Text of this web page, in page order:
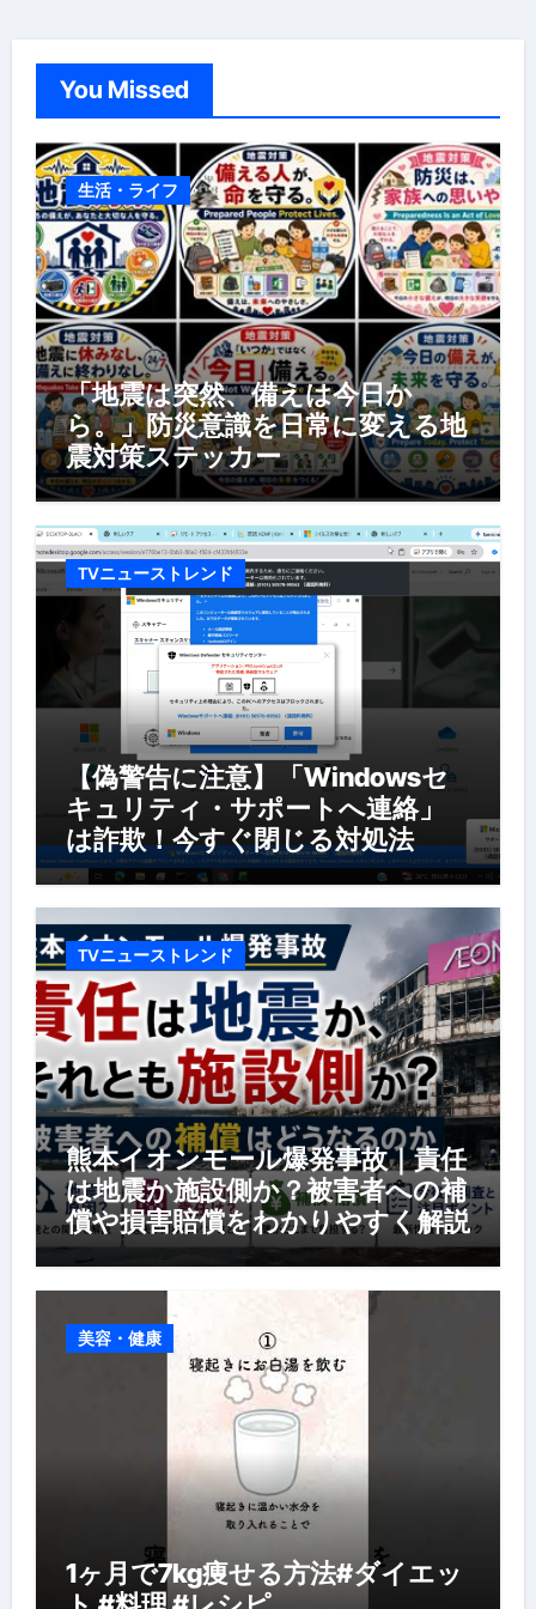
You Missed
生活・ライフ
「地震は突然、備えは今日か
ら。」防災意識を日常に変える地
震対策ステッカー
TVニューストレンド
【偽警告に注意】「Windowsセ
キュリティ・サポートへ連絡」
は詐欺！今すぐ閉じる対処法
TVニューストレンド
熊本イオンモール爆発事故｜責任
は地震か施設側か？被害者への補
償や損害賠償をわかりやすく解説
美容・健康
1ヶ月で7kg痩せる方法#ダイエッ